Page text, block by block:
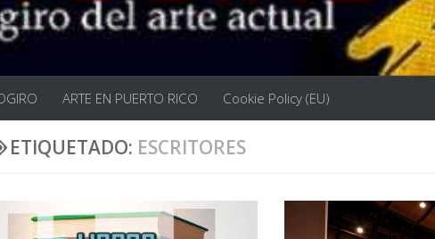
ARTE EN PUERTO RICO Cookie Policy (EU)
ETIQUETADO: ESCRITORES